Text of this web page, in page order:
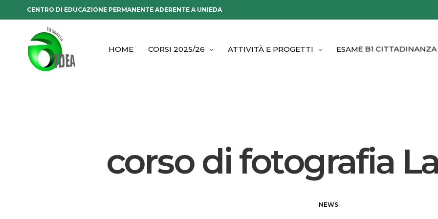
CENTRO DI EDUCAZIONE PERMANENTE ADERENTE A UNIEDA
HOME CORSI 2025/26 ATTIVITÀ E PROGETTI ESAME B1 CITTADINANZA
corso di fotografia
NEWS